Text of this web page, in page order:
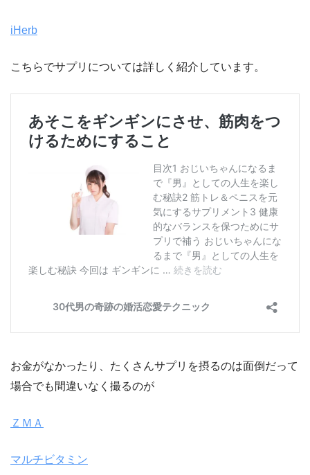
iHerb
こちらでサプリについては詳しく紹介しています。
お金がなかったり、たくさんサプリを摂るのは面倒だって
場合でも間違いなく撮るのが
ＺＭＡ
マルチビタミン